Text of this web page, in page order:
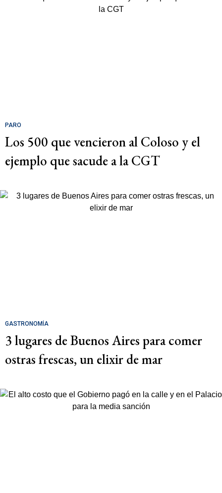
PARO
Los 500 que vencieron al Coloso y el
ejemplo que sacude a la CGT
GASTRONOMÍA
3 lugares de Buenos Aires para comer
ostras frescas, un elixir de mar